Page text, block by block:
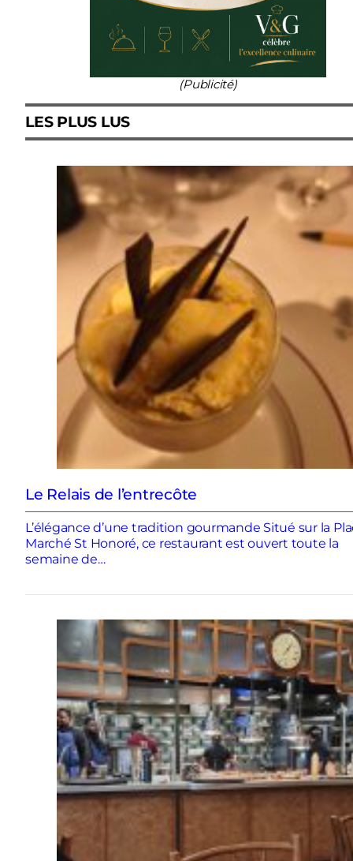
(Publicité)
LES PLUS LUS
Le Relais de l’entrecôte
L’élégance d’une tradition gourmande Situé sur la
Marché St Honoré, ce restaurant est ouvert toute la
semaine de…